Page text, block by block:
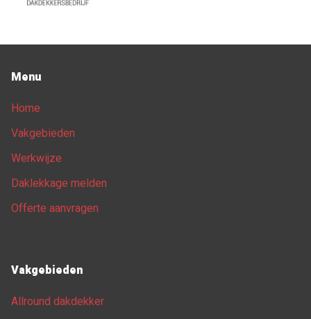
Menu
Home
Vakgebieden
Werkwijze
Daklekkage melden
Offerte aanvragen
Vakgebieden
Allround dakdekker